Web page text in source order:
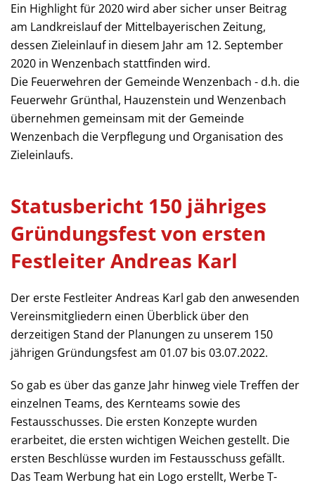
Ein Highlight für 2020 wird aber sicher unser Beitrag
am Landkreislauf der Mittelbayerischen Zeitung,
dessen Zieleinlauf in diesem Jahr am 12. September
2020 in Wenzenbach stattfinden wird.
Die Feuerwehren der Gemeinde Wenzenbach - d.h. die
Feuerwehr Grünthal, Hauzenstein und Wenzenbach
übernehmen gemeinsam mit der Gemeinde
Wenzenbach die Verpflegung und Organisation des
Zieleinlaufs.
Statusbericht 150 jähriges
Gründungsfest von ersten
Festleiter Andreas Karl
Der erste Festleiter Andreas Karl gab den anwesenden
Vereinsmitgliedern einen Überblick über den
derzeitigen Stand der Planungen zu unserem 150
jährigen Gründungsfest am 01.07 bis 03.07.2022.
So gab es über das ganze Jahr hinweg viele Treffen der
einzelnen Teams, des Kernteams sowie des
Festausschusses. Die ersten Konzepte wurden
erarbeitet, die ersten wichtigen Weichen gestellt. Die
ersten Beschlüsse wurden im Festausschuss gefällt.
Das Team Werbung hat ein Logo erstellt, Werbe T-